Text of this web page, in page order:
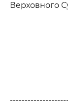
Верховного